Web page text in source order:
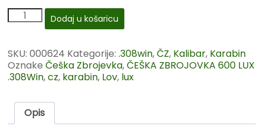
Dodaj u košaricu
SKU:000624 Kategorije:.308win,ČZ, Kalibar, Karabin
OznakeČeška Zbrojevka,ČEŠKA ZBROJOVKA 600 LUX
.308Win,cz, karabin, Lov, lux
Opis